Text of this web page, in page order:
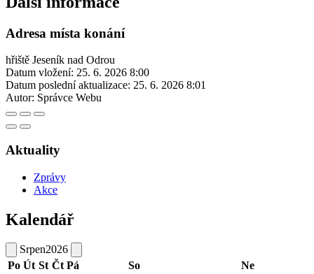
Adresa místa konání
hřiště Jeseník nad Odrou
Datum vložení: 25. 6. 2026 8:00
Datum poslední aktualizace: 25. 6. 2026 8:01
Autor: Správce Webu
Aktuality
Zprávy
Akce
Kalendář
Srpen2026
Po Út St Čt Pá So Ne